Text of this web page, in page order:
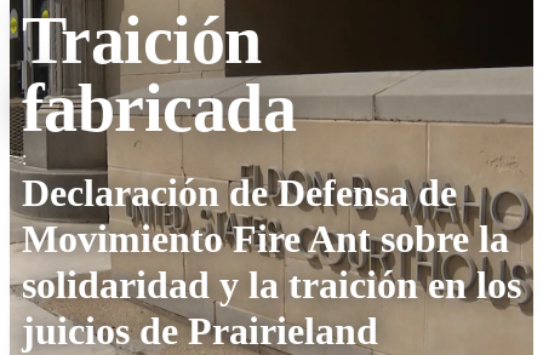
Traición
fabricada
:
Declaración de Defensa de
Movimiento Fire Ant sobre la
solidaridad y la traición en los
juicios de Prairieland